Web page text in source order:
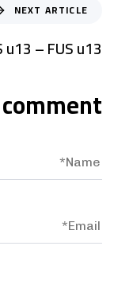
NEXT ARTICLE
u13 – FUS u13